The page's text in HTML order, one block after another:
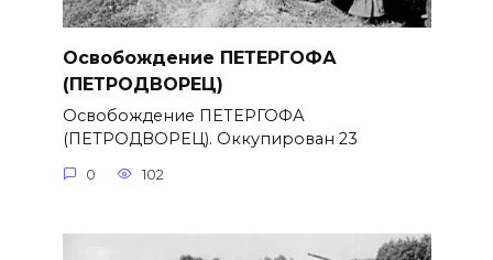
Освобождение ПЕТЕРГОФА
(ПЕТРОДВОРЕЦ)
Освобождение ПЕТЕРГОФА
(ПЕТРОДВОРЕЦ). Оккупирован 23
0 102